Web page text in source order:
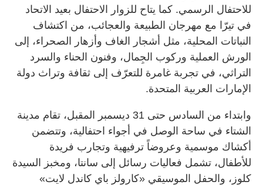
للاحتفال الرسمي. كما يتاح للزوار الاحتفال بعيد الاتحاد
في تيرّا مع مهرجان الطبيعة والعجائب، من اكتشاف
النباتات المحلية، مثل أشجار الغاف وأزهار الصحراء، إلى
الورش العملية وركوب الجِمال، وفنون الحناء والسرد
التراثي، في تجربة غامرة للتعرّف إلى ثقافة وتراث دولة
الإمارات العربية المتحدة.
وابتداء من السادس حتى 31 ديسمبر المقبل، تقام مدينة
الشتاء في ساحة الوصل في أجواء احتفالية، وتتضمن
أكشاك موسمية وعروضاً ترفيهية وتجارب فريدة
للأطفال، تشمل فعاليات رسائل إلى سانتا، ومخبز السيدة
كلوز، والحفل الموسيقي «كارولز باي كاندل لايت»